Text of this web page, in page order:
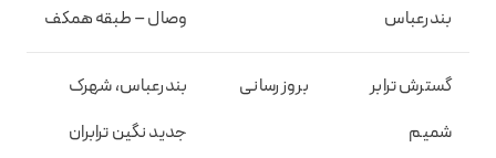
بندرعباس
وصال – طبقه همکف
گسترش ترابر
شمیم
بروز رسانی
بندرعباس، شهرک
جدید نگین ترابران